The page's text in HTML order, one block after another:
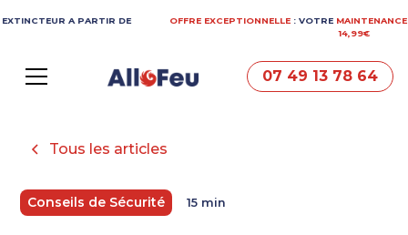
A PARTIR DE OFFRE EXCEPTIONNELLE: VOTRE MAINTENANCE
07 49 13 78 64
Tous les articles
Conseils de Sécurité 15 min